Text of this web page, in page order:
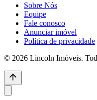
Sobre Nós
Equipe
Fale conosco
Anunciar imóvel
Política de privacidade
© 2026 Lincoln Imóveis.